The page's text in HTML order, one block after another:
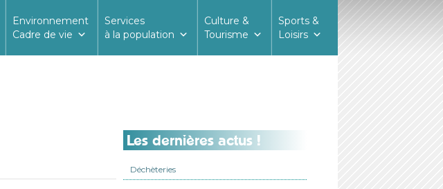
Environnement
Cadre de vie
Services
à la population
Culture &
Tourisme
Sports &
Loisirs
Les dernières actus !
Déchèteries